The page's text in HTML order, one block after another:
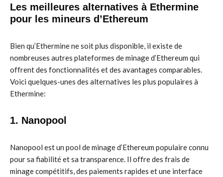
Les meilleures alternatives à Ethermine
pour les mineurs d’Ethereum
Bien qu’Ethermine ne soit plus disponible, il existe de
nombreuses autres plateformes de minage d’Ethereum qui
offrent des fonctionnalités et des avantages comparables.
Voici quelques-unes des alternatives les plus populaires à
Ethermine:
1. Nanopool
Nanopool est un pool de minage d’Ethereum populaire connu
pour sa fiabilité et sa transparence. Il offre des frais de
minage compétitifs, des paiements rapides et une interface